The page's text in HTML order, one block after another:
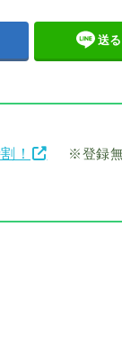
送る
！
※登録